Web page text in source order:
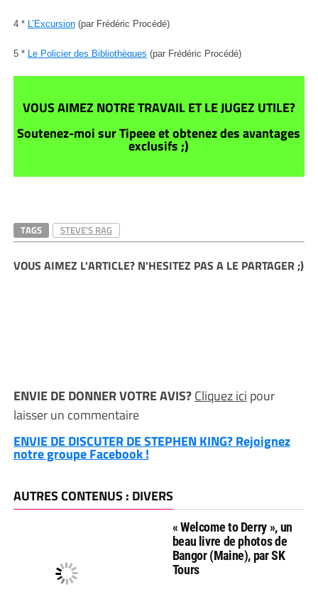
4 * L’Excursion(par Frédéric Procédé)
5 * Le Policier des Bibliothèques (par Frédéric Procédé)
VOUS AIMEZ NOTRE TRAVAIL ET LE JUGEZ UTILE?
Soutenez-moi sur Tipeee et obtenez des avantages
exclusifs ;)
TAGS STEVE'S RAG
VOUS AIMEZ L'ARTICLE? N'HESITEZ PAS A LE PARTAGER ;)
ENVIE DE DONNER VOTRE AVIS?Cliquez ici pour
laisser un commentaire
ENVIE DE DISCUTER DE STEPHEN KING? Rejoignez
notre groupe Facebook !
AUTRES CONTENUS : DIVERS
« Welcome to Derry », un
beau livre de photos de
Bangor (Maine), par SK
Tours